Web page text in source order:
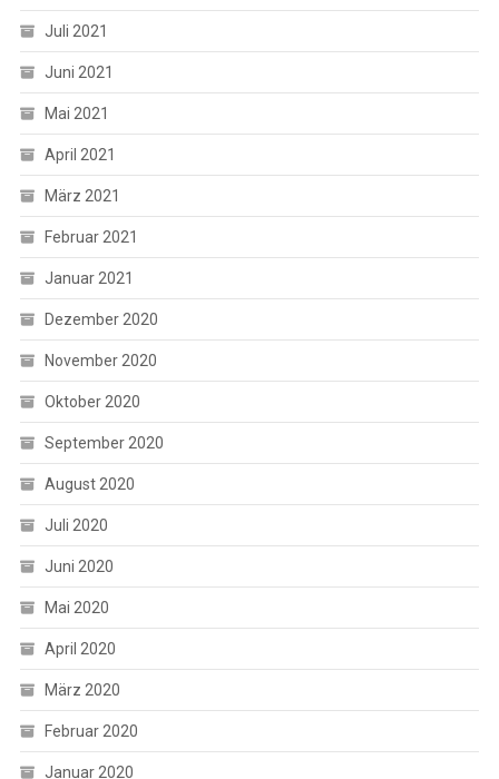
Juli 2021
Juni 2021
Mai 2021
April 2021
März 2021
Februar 2021
Januar 2021
Dezember 2020
November 2020
Oktober 2020
September 2020
August 2020
Juli 2020
Juni 2020
Mai 2020
April 2020
März 2020
Februar 2020
Januar 2020